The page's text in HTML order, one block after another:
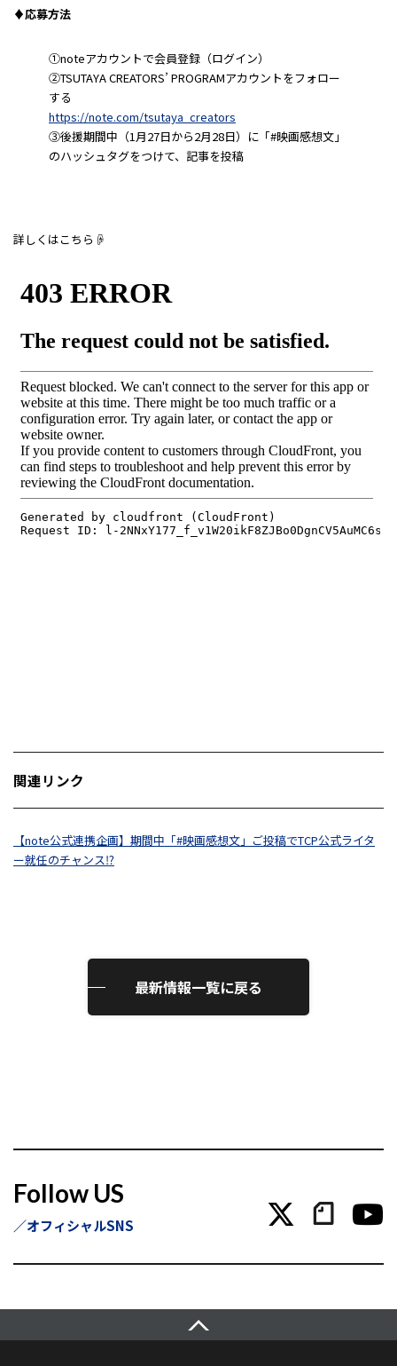
♦︎応募方法
①noteアカウントで会員登録（ログイン）
②TSUTAYA CREATORS’ PROGRAMアカウントをフォロー
する
https://note.com/tsutaya_creators
③後援期間中（1月27日から2月28日）に「#映画感想文」
のハッシュタグをつけて、記事を投稿
詳しくはこちら☟
関連リンク
【note公式連携企画】期間中「#映画感想文」ご投稿でTCP公式ライタ
ー就任のチャンス⁉
最新情報一覧に戻る
Follow US
オフィシャルSNS